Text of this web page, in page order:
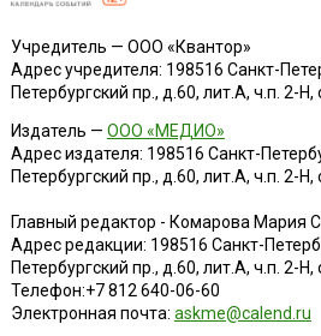
Учредитель — ООО «Квантор»
Адрес учредителя: 198516 Санкт-
Петербургский пр., д.60, лит.А, ч.п. 2-
Издатель — ООО «МЕДИО»
Адрес издателя: 198516 Санкт-
Петербургский пр., д.60, лит.А, ч.п. 2-Н,
Главный редактор - Комарова Мария
Адрес редакции: 198516 Санкт-
Петербургский пр., д.60, лит.А, ч.п. 2-
Телефон:+7 812 640-06-60
Электронная почта: askme@calend.ru